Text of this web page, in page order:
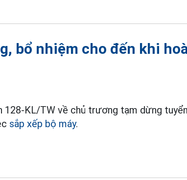
bổ nhiệm cho đến khi
128-KL/TW về chủ trương tạm dừng
sắp xếp bộ máy.